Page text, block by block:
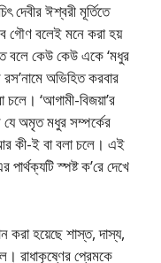
ঈশ্বরী মূর্তিতে
গৌণ বলেই মনে করা হয়
বলে কেউ কেউ একে ‘মধুর
অভিহিত করবার
‘আগামী-বিজয়া’র
যে অমৃত মধুর সম্পর্কের
কী-ই বা বলা চলে। এই
স্পষ্ট ক’রে দেখে
করা হয়েছে শাস্ত, দাস্য,
রাধাকৃষ্ণের প্রেমকে